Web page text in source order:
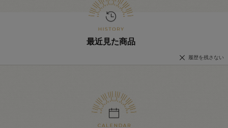
最近見た商品
履歴を残さない